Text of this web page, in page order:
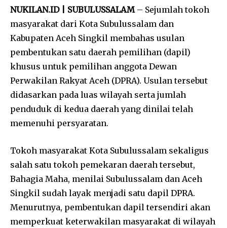
NUKILAN.ID | SUBULUSSALAM– Sejumlah tokoh
masyarakat dari Kota Subulussalam dan
Kabupaten Aceh Singkil membahas usulan
pembentukan satu daerah pemilihan (dapil)
khusus untuk pemilihan anggota Dewan
Perwakilan Rakyat Aceh (DPRA). Usulan tersebut
didasarkan pada luas wilayah serta jumlah
penduduk di kedua daerah yang dinilai telah
memenuhi persyaratan.
Tokoh masyarakat Kota Subulussalam sekaligus
salah satu tokoh pemekaran daerah tersebut,
Bahagia Maha, menilai Subulussalam dan Aceh
Singkil sudah layak menjadi satu dapil DPRA.
Menurutnya, pembentukan dapil tersendiri akan
memperkuat keterwakilan masyarakat di wilayah